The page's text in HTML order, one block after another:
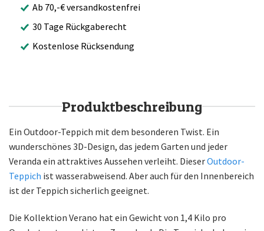
Ab 70,-€ versandkostenfrei
30 Tage Rückgaberecht
Kostenlose Rücksendung
Produktbeschreibung
Ein Outdoor-Teppich mit dem besonderen Twist. Ein
wunderschönes 3D-Design, das jedem Garten und jeder
Veranda ein attraktives Aussehen verleiht. DieserOutdoor-
Teppich ist wasserabweisend. Aber auch für den Innenbereich
ist der Teppich sicherlich geeignet.
Die Kollektion Verano hat ein Gewicht von 1,4 Kilo pro